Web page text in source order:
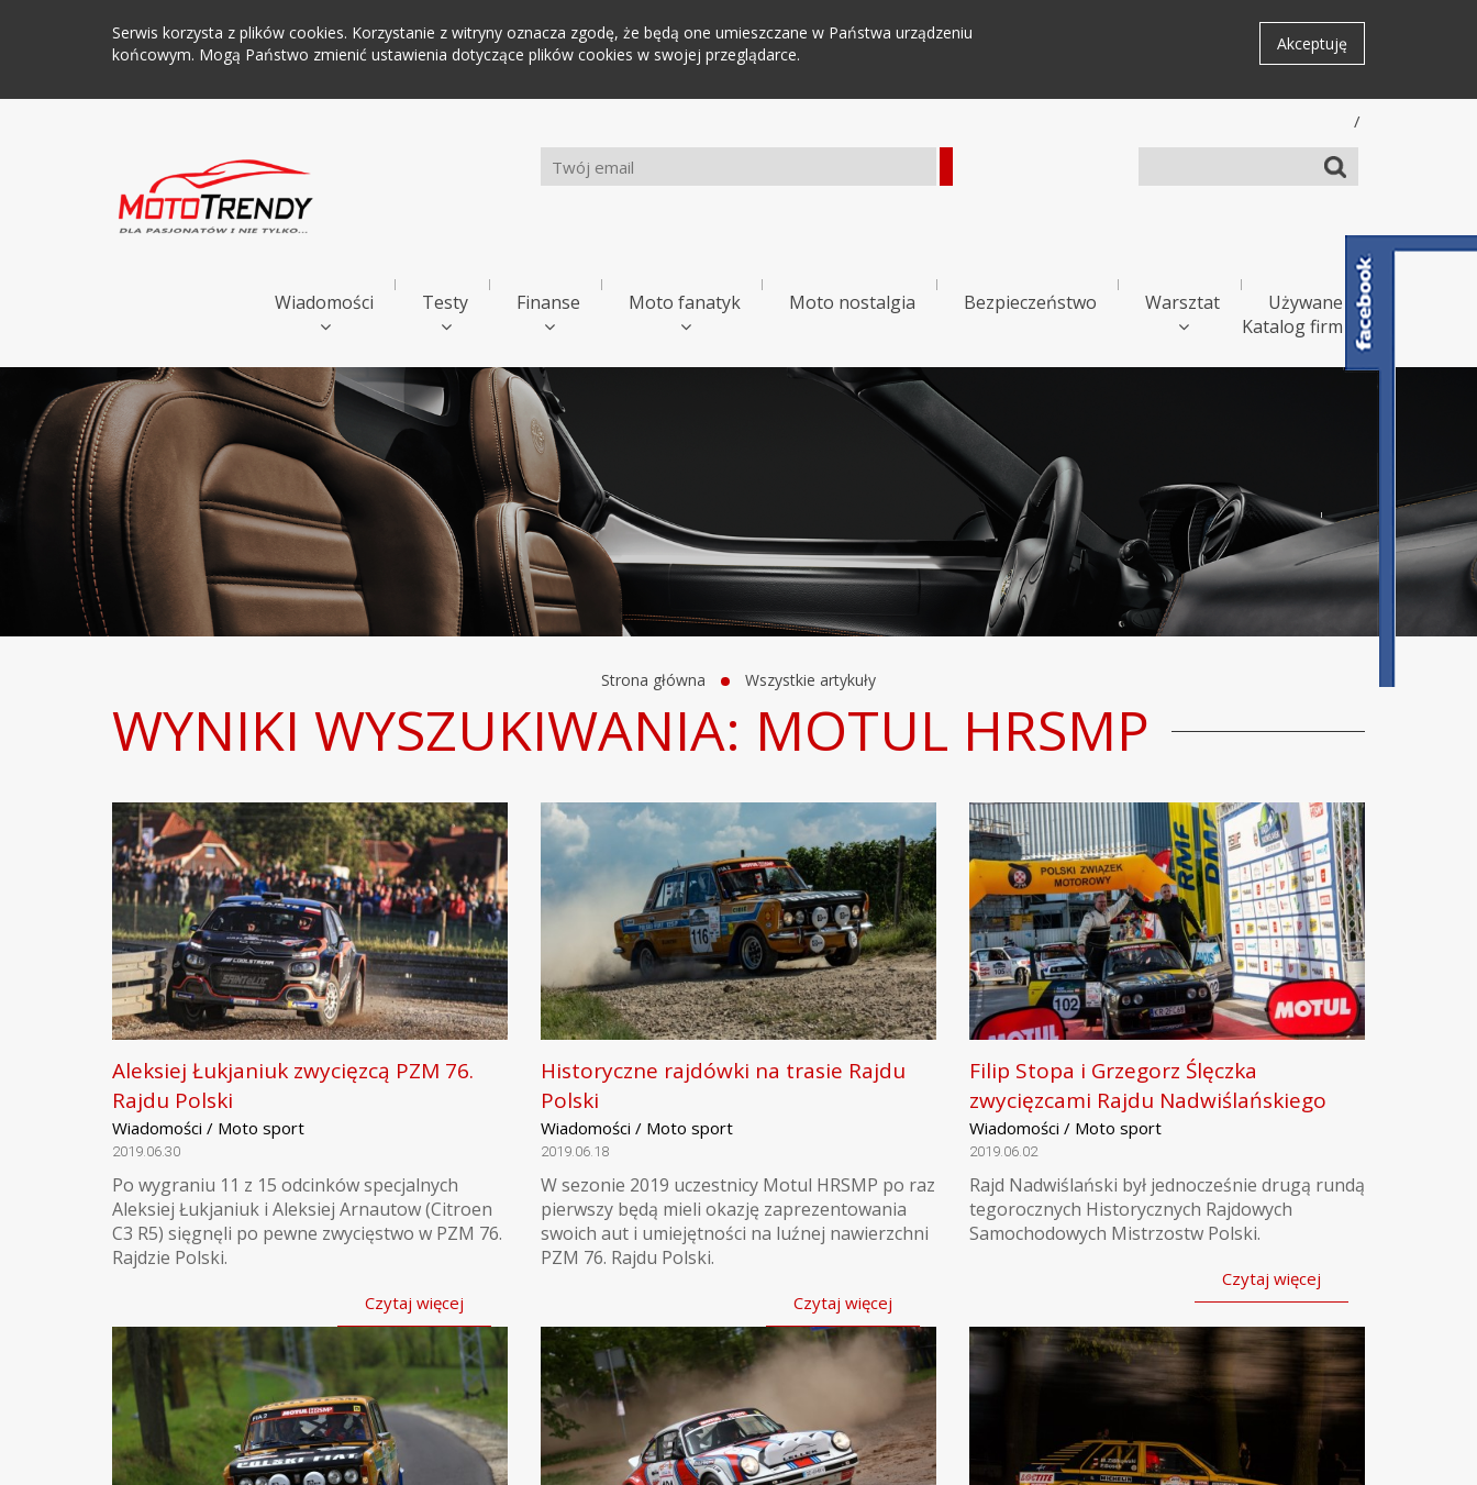
Serwis korzysta z plików cookies. Korzystanie z witryny oznacza zgodę, że będą one umieszczane w Państwa urządzeniu
końcowym. Mogą Państwo zmienić ustawienia dotyczące plików cookies w swojej przeglądarce.
Akceptuję
/
Wiadomości Testy Finanse Moto fanatyk Moto nostalgia Bezpieczeństwo Warsztat
Używane
Katalog firm
Strona główna Wszystkie artykuły
WYNIKI WYSZUKIWANIA: MOTUL HRSMP
Aleksiej Łukjaniuk zwycięzcą PZM 76.
Rajdu Polski
Wiadomości / Moto sport
2019.06.30
Po wygraniu 11 z 15 odcinków specjalnych
Aleksiej Łukjaniuk i Aleksiej Arnautow (Citroen
C3 R5) sięgnęli po pewne zwycięstwo w PZM 76.
Rajdzie Polski.
Czytaj więcej
Historyczne rajdówki na trasie Rajdu
Polski
Wiadomości / Moto sport
2019.06.18
W sezonie 2019 uczestnicy Motul HRSMP po raz
pierwszy będą mieli okazję zaprezentowania
swoich aut i umiejętności na luźnej nawierzchni
PZM 76. Rajdu Polski.
Czytaj więcej
Filip Stopa i Grzegorz Ślęczka
zwycięzcami Rajdu Nadwiślańskiego
Wiadomości / Moto sport
2019.06.02
Rajd Nadwiślański był jednocześnie drugą rundą
tegorocznych Historycznych Rajdowych
Samochodowych Mistrzostw Polski.
Czytaj więcej